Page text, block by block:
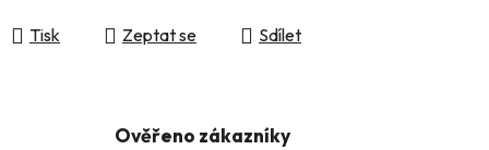
Tisk Zeptat se Sdílet
Ověřeno zákazníky